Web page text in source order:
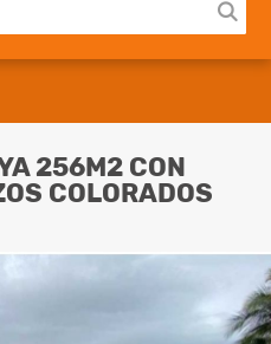
256M2 CON
COLORADOS